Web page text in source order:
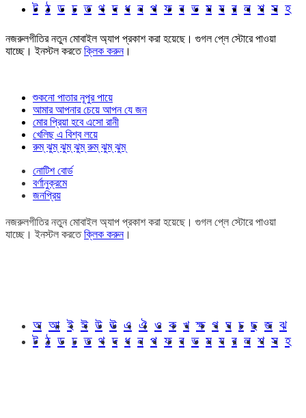
ট ঠ ড ঢ ত থ দ ধ ন প ফ ব ভ ম য র ল শ স হ
নজরুলগীতির নতুন মোবাইল অ্যাপ প্রকাশ করা হয়েছে। গুগল প্লে স্টোরে পাওয়া
যাচ্ছে। ইনস্টল করতেক্লিক করুন।
শুকনো পাতার নূপুর পায়ে
আমার আপনার চেয়ে আপন যে জন
মোর প্রিয়া হবে এসো রানী
খেলিছ এ বিশ্ব লয়ে
রুম্ ঝুম্ ঝুম্ ঝুম্ রুম্ ঝুম্ ঝুম্
নোটিশ বোর্ড
বর্ণানুক্রমে
জনপ্রিয়
নজরুলগীতির নতুন মোবাইল অ্যাপ প্রকাশ করা হয়েছে। গুগল প্লে স্টোরে পাওয়া
যাচ্ছে। ইনস্টল করতেক্লিক করুন।
অ আ ই ঈ উ ঊ এ ঐ ও ক খ ক্ষ গ ঘ চ ছ জ ঝ
ট ঠ ড ঢ ত থ দ ধ ন প ফ ব ভ ম য র ল শ স হ